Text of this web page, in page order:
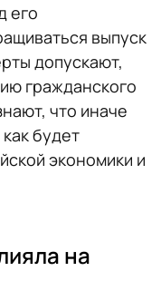
его
выпуск
допускают,
гражданского
что иначе
будет
экономики и
на